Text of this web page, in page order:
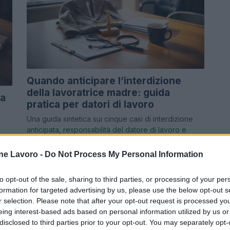
Lavoro - Do Not Process My Personal Information
opt-out of the sale, sharing to third parties, or processing of your
for targeted advertising by us, please use the below opt-out
selection. Please note that after your opt-out request is processed
interest-based ads based on personal information utilized by us
to third parties prior to your opt-out. You may separately
Quando anticipare l’interdizione
della lavoratrice madre: guida
pratica per datori di lavoro
Una guida sintetica sui cinque casi di interdizione
anticipata, responsabilità del datore di lavoro e
NEWS